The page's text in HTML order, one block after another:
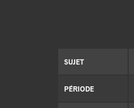
SUJET
PÉRIODE